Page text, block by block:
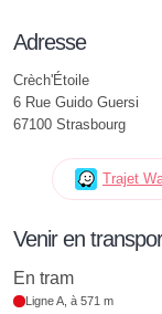
Adresse
Crèch'Étoile
6 Rue Guido Guersi
67100 Strasbourg
Trajet
Venir en
En tram
Ligne A, à 571 m